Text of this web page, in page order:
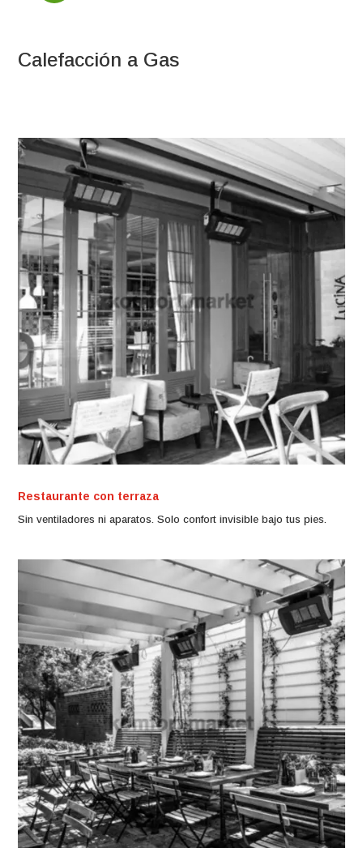
Calefacción a Gas
Restaurante con terraza
Sin ventiladores ni aparatos. Solo confort invisible bajo tus pies.